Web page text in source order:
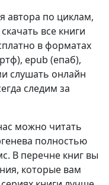
автора по циклам,
все книги
в форматах
epub (епаб),
слушать онлайн
следим за
можно читать
полностью
В перечне книг вы
которые вам